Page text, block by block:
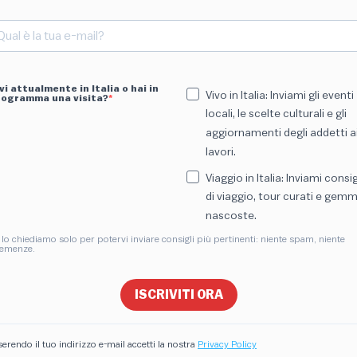
attualmente in Italia o hai in
una visita?
Vivo in Italia: Inviami gli eventi
locali, le scelte culturali e gli
aggiornamenti degli addetti ai
lavori.
Viaggio in Italia: Inviami
di viaggio, tour curati e
nascoste.
lo chiediamo solo per potervi inviare consigli più pertinenti: niente spam, niente
ISCRIVITI ORA
il tuo indirizzo e-mail accetti la nostra Privacy Policy